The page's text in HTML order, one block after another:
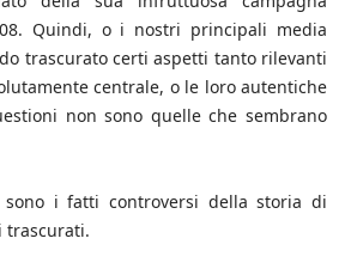
Quindi, o i nostri principali media
trascurato certi aspetti tanto rilevanti
centrale, o le loro autentiche
non sono quelle che sembrano
i fatti controversi della storia di
trascurati.